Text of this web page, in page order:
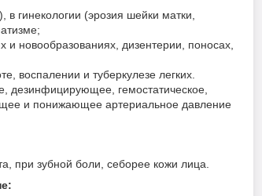
гинекологии (эрозия шейки матки,
новообразованиях, дизентерии, поносах,
воспалении и туберкулезе легких.
дезинфицирующее, гемостатическое,
и понижающее артериальное давление
при зубной боли, себорее кожи лица.